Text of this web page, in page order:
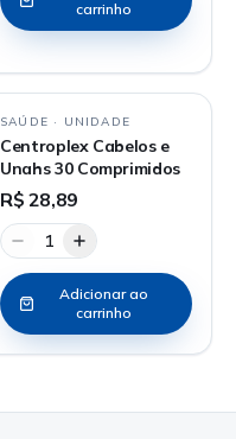
carrinho
SAÚDE · UNIDADE
Centroplex Cabelos e
Unahs 30 Comprimidos
R$ 28,89
1
Adicionar ao
carrinho